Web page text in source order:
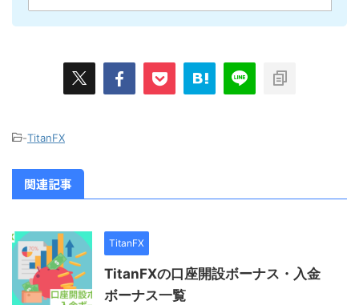
-TitanFX
関連記事
TitanFX
TitanFXの口座開設ボーナス・入金
ボーナス一覧